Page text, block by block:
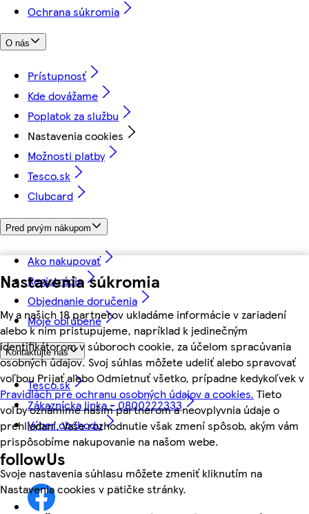
Nastavenia súkromia
My a našich 18 partnerov ukladáme informácie v zariadení
alebo k nim pristupujeme, napríklad k jedinečným
identifikátorom v súboroch cookie, za účelom spracúvania
osobných údajov. Svoj súhlas môžete udeliť alebo spravovať
voľbou Prijať alebo Odmietnuť všetko, prípadne kedykoľvek v
Pravidlách pre ochranu osobných údajov a cookies. Tieto
voľby oznámime našim partnerom a neovplyvnia údaje o
prehliadaní. Vaše rozhodnutie však zmení spôsob, akým vám
prispôsobíme nakupovanie na našom webe.
Svoje nastavenia súhlasu môžete zmeniť kliknutím na
Nastavenia cookies v pätičke stránky.
Ochrana súkromia
O nás
Prístupnosť
Kde dovážame
Poplatok za službu
Nastavenia cookies
Možnosti platby
Tesco.sk
Clubcard
Pred prvým nákupom
Ako nakupovať
Registrácia
Objednanie doručenia
Moje obľúbené
Kontaktujte nás
Tesco.sk
Zákaznícka linka - 0800222333
Výber obchodu
followUs